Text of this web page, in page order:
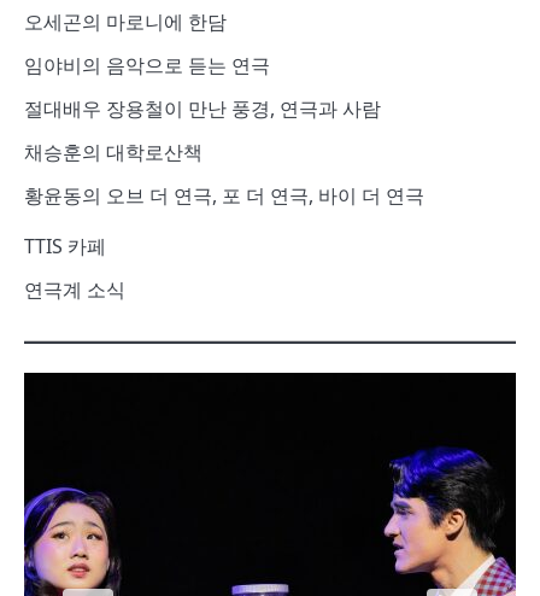
오세곤의 마로니에 한담
임야비의 음악으로 듣는 연극
절대배우 장용철이 만난 풍경, 연극과 사람
채승훈의 대학로산책
황윤동의 오브 더 연극, 포 더 연극, 바이 더 연극
TTIS 카페
연극계 소식